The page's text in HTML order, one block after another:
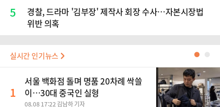
5
경찰, 드라마 '김부장' 제작사 회장 수사…자본시장법
위반 의혹
실시간 인기뉴스 ●
1
서울 백화점 돌며 명품 20차례 싹쓸
이…30대 중국인 실형
08.08 17:22 김남하 기자